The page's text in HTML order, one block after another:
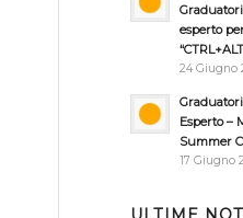
esperto
24 Giugno
Esperto –
Summer
17 Giugno